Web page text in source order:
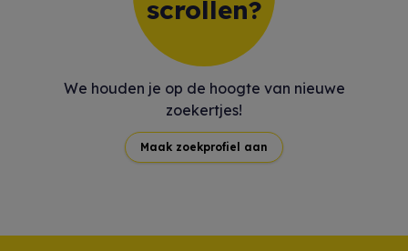
scrollen?
We houden je op de hoogte van nieuwe
zoekertjes!
Maak zoekprofiel aan